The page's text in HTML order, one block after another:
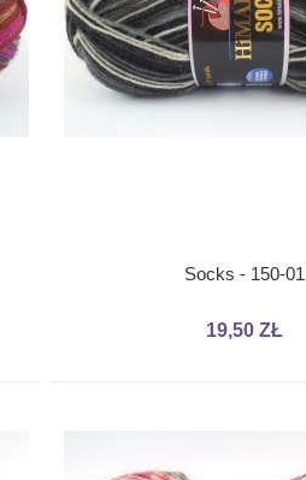
Socks - 150-01
19,50 ZŁ